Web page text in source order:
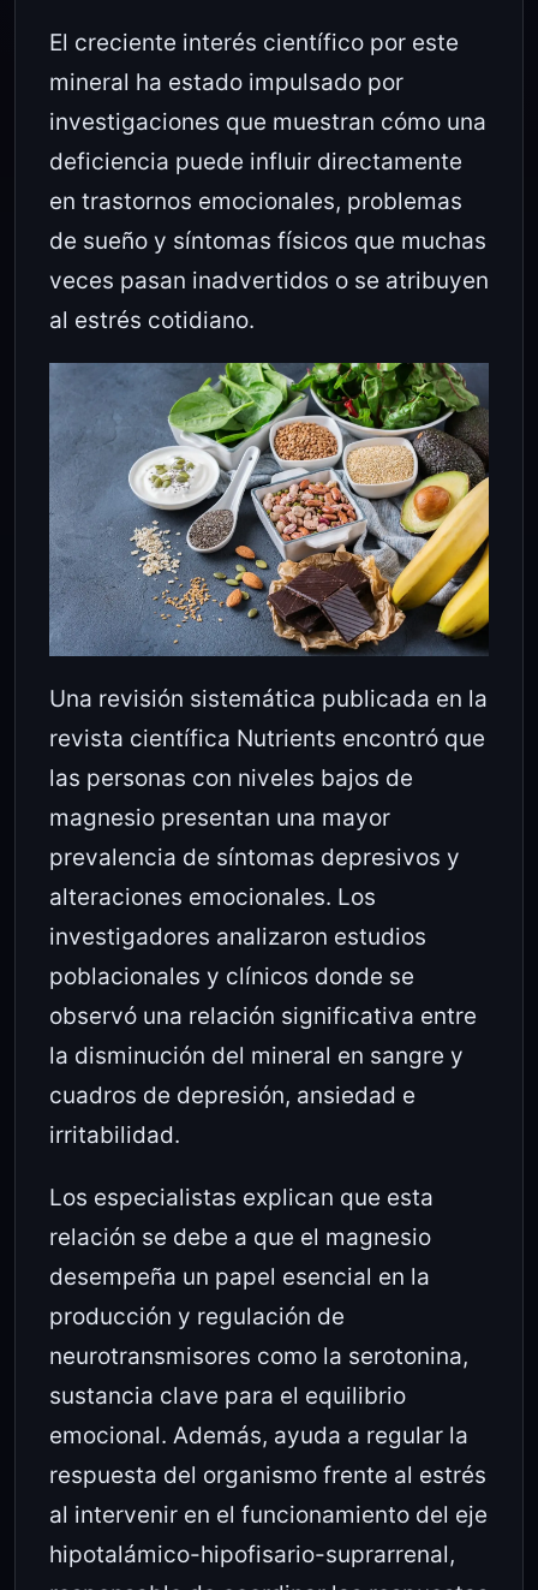
El creciente interés científico por este
mineral ha estado impulsado por
investigaciones que muestran cómo una
deficiencia puede influir directamente
en trastornos emocionales, problemas
de sueño y síntomas físicos que muchas
veces pasan inadvertidos o se atribuyen
al estrés cotidiano.
Una revisión sistemática publicada en la
revista científica Nutrients encontró que
las personas con niveles bajos de
magnesio presentan una mayor
prevalencia de síntomas depresivos y
alteraciones emocionales. Los
investigadores analizaron estudios
poblacionales y clínicos donde se
observó una relación significativa entre
la disminución del mineral en sangre y
cuadros de depresión, ansiedad e
irritabilidad.
Los especialistas explican que esta
relación se debe a que el magnesio
desempeña un papel esencial en la
producción y regulación de
neurotransmisores como la serotonina,
sustancia clave para el equilibrio
emocional. Además, ayuda a regular la
respuesta del organismo frente al estrés
al intervenir en el funcionamiento del eje
hipotalámico-hipofisario-suprarrenal,